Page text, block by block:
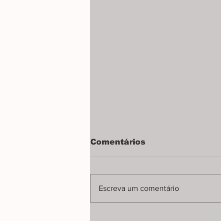
Comentários
Escreva um comentário